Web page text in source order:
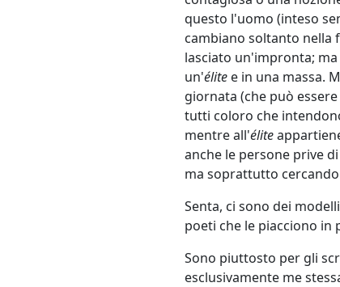
questo l'uomo (inteso
cambiano soltanto nella
lasciato un'impronta;
un'élite e in una massa.
giornata (che può
tutti coloro che
mentre all'élite
anche le persone prive
ma soprattutto
Senta, ci sono dei
poeti che le piacciono
Sono piuttosto per gli
esclusivamente me